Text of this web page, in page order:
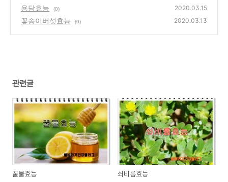
용담효능 (0) 2020.03.15
꽃송이버섯효능 (0) 2020.03.13
관련글
꿀물효능 쇠비름효능